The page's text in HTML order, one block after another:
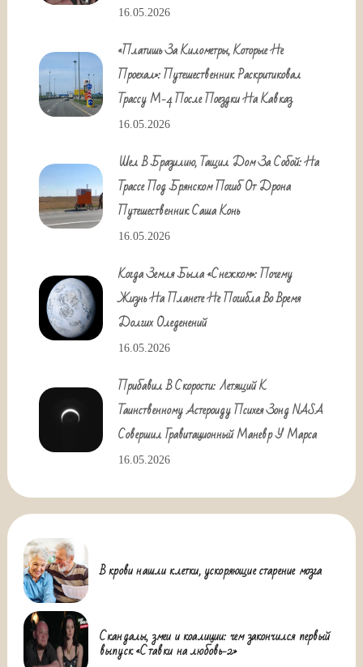
16.05.2026
«Платишь За Километры, Которые Не
Проехал»: Путешественник Раскритиковал
Трассу М-4 После Поездки На Кавказ
16.05.2026
Шел В Бразилию, Тащил Дом За Собой: На
Трассе Под Брянском Погиб От Дрона
Путешественник Саша Конь
16.05.2026
Когда Земля Была «снежком»: Почему
Жизнь На Планете Не Погибла Во Время
Долгих Оледенений
16.05.2026
Прибавил В Скорости: Летящий К
Таинственному Астероиду Психея Зонд NASA
Совершил Гравитационный Маневр У Марса
16.05.2026
В крови нашли клетки, ускоряющие старение мозга
Скандалы, змеи и коалиции: чем закончился первый
выпуск «Ставки на любовь-2»